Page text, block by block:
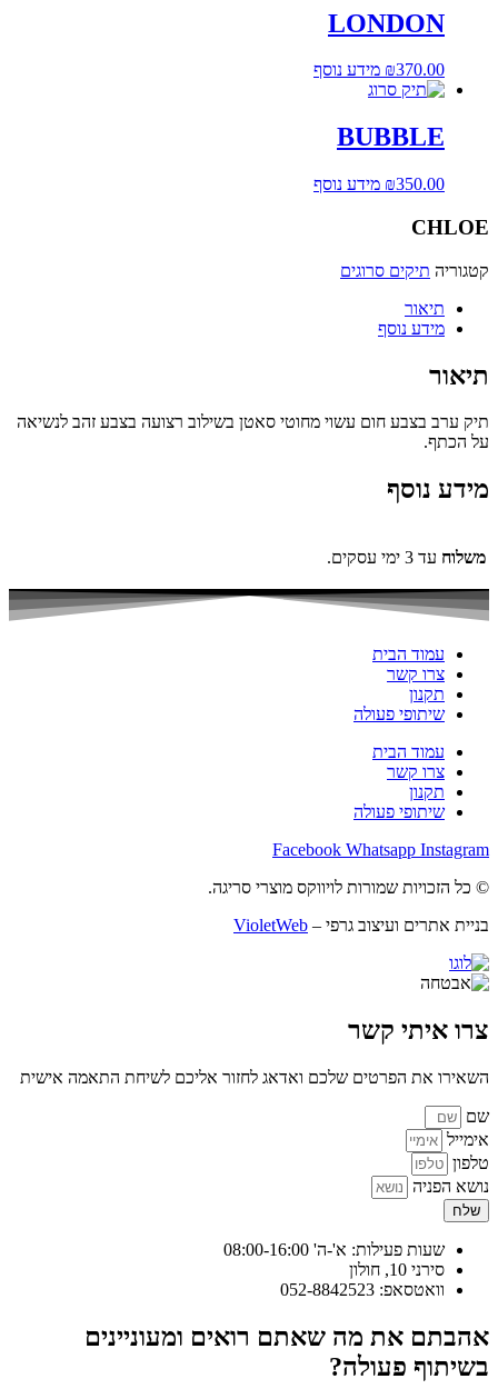
LONDON
₪370.00 מידע נוסף
BUBBLE
₪350.00 מידע נוסף
CHLOE
קטגוריה תיקים סרוגים
תיאור
מידע נוסף
תיאור
תיק ערב בצבע חום עשוי מחוטי סאטן בשילוב רצועה בצבע זהב לנשיאה
על הכתף.
מידע נוסף
משלוח עד 3 ימי עסקים.
עמוד הבית
צרו קשר
תקנון
שיתופי פעולה
עמוד הבית
צרו קשר
תקנון
שיתופי פעולה
Facebook Whatsapp Instagram
© כל הזכויות שמורות לויווקס מוצרי סריגה.
בניית אתרים ועיצוב גרפי – VioletWeb
צרו איתי קשר
השאירו את הפרטים שלכם ואדאג לחזור אליכם לשיחת התאמה אישית
שם
אימייל
טלפון
נושא הפניה
שלח
שעות פעילות: א'-ה' 08:00-16:00
סירני 10, חולון
וואטסאפ: 052-8842523
אהבתם את מה שאתם רואים ומעוניינים
בשיתוף פעולה?